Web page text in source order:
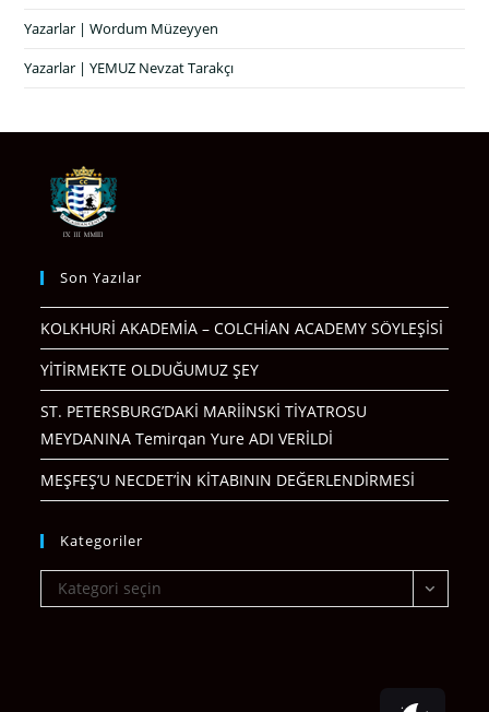
Yazarlar | Wordum Müzeyyen
Yazarlar | YEMUZ Nevzat Tarakçı
Son Yazılar
KOLKHURİ AKADEMİA – COLCHİAN ACADEMY SÖYLEŞİSİ
YİTİRMEKTE OLDUĞUMUZ ŞEY
ST. PETERSBURG’DAKİ MARİİNSKİ TİYATROSU
MEYDANINA Temirqan Yure ADI VERİLDİ
MEŞFEŞ’U NECDET’İN KİTABININ DEĞERLENDİRMESİ
Kategoriler
Kategoriler
Kategori seçin